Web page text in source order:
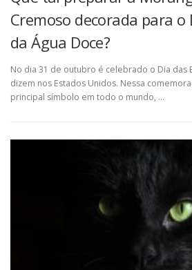
Cremoso decorada para o
da Água Doce?
No dia 31 de outubro é celebrado o Dia das
dizem nos Estados Unidos. Nessa
principal símbolo em todo o mundo, …